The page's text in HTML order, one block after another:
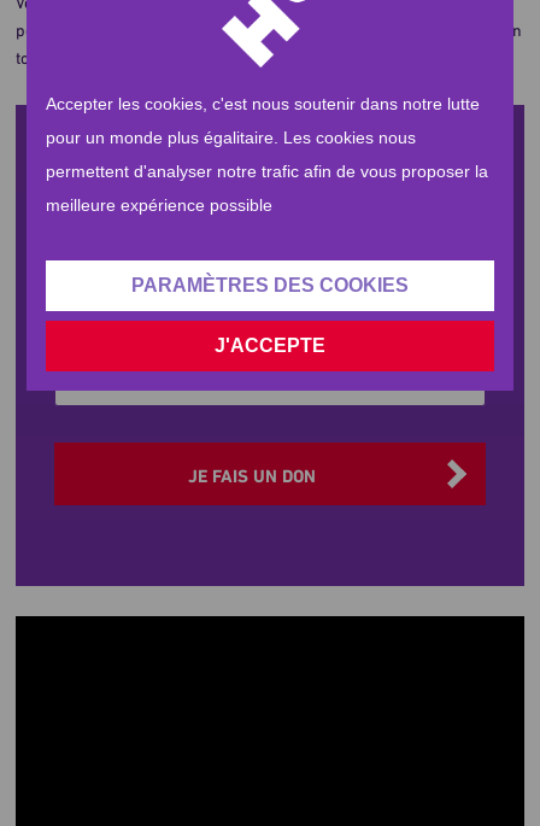
Accepter les cookies, c'est nous soutenir dans notre lutte
pour un monde plus égalitaire. Les cookies nous
permettent d'analyser notre trafic afin de vous proposer la
meilleure expérience possible
PARAMÈTRES DES COOKIES
J'ACCEPTE
L'engagement d'Human Appeal
permettra aux familles les plus pauvres de passer une fête de l'Aïd en
toute dignité.
Faire un don
Contexte humanitaire
Sélectionner
votre
ainsi
que
votre
JE FAIS UN DON